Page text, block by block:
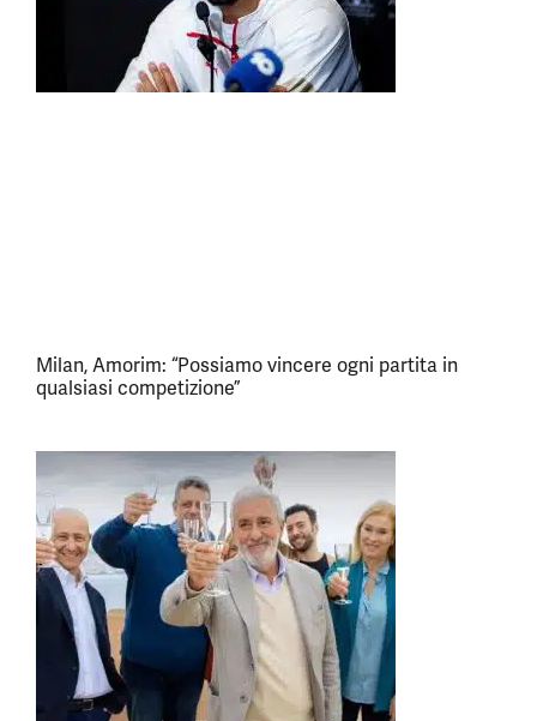
Milan, Amorim: “Possiamo vincere ogni partita in
qualsiasi competizione”